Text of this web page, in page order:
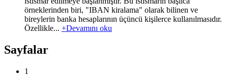
örneklerinden biri, "IBAN kiralama" olarak bilinen ve
bireylerin banka hesaplarının üçüncü kişilerce kullanılmasıdır.
Özellikle... +Devamını oku
Sayfalar
1